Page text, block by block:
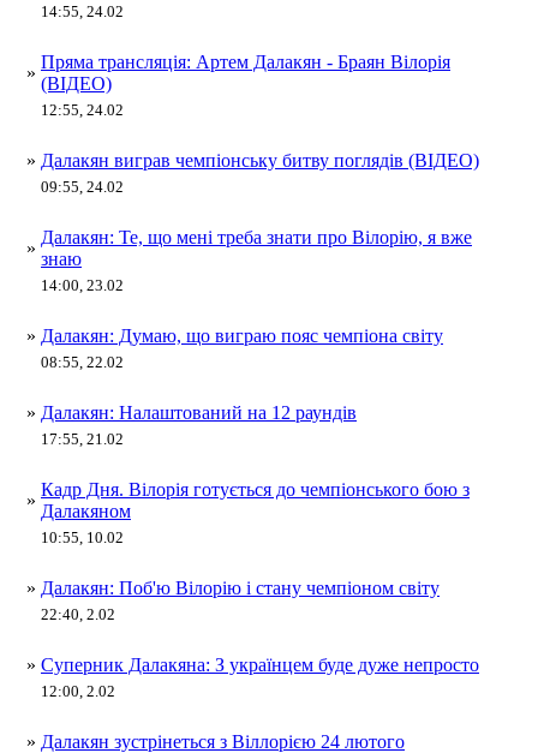
14:55, 24.02
»
Пряма трансляція: Артем Далакян - Браян Вілорія
(ВІДЕО)
12:55, 24.02
» Далакян виграв чемпіонську битву поглядів (ВІДЕО)
09:55, 24.02
»
Далакян: Те, що мені треба знати про Вілорію, я вже
знаю
14:00, 23.02
» Далакян: Думаю, що виграю пояс чемпіона світу
08:55, 22.02
» Далакян: Налаштований на 12 раундів
17:55, 21.02
»
Кадр Дня. Вілорія готується до чемпіонського бою з
Далакяном
10:55, 10.02
» Далакян: Поб'ю Вілорію і стану чемпіоном світу
22:40, 2.02
» Суперник Далакяна: З українцем буде дуже непросто
12:00, 2.02
» Далакян зустрінеться з Віллорією 24 лютого